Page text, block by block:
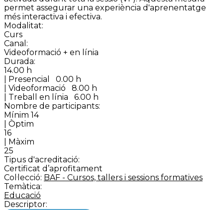
permet assegurar una experiència d'aprenentatge
més interactiva i efectiva.
Modalitat:
Curs
Canal:
Videoformació + en línia
Durada:
14.00 h
| Presencial
0.00 h
| Videoformació
8.00 h
| Treball en línia
6.00 h
Nombre de participants:
Mínim 14
| Òptim
16
| Màxim
25
Tipus d'acreditació:
Certificat d’aprofitament
Col·lecció: BAF - Cursos, tallers i sessions formatives
Temàtica:
Educació
Descriptor: